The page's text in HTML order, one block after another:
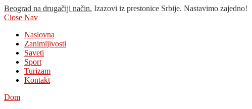
Beograd na drugačiji način. Izazovi iz prestonice Srbije. Nastavimo zajedno!
Close Nav
Naslovna
Zanimljivosti
Saveti
Sport
Turizam
Kontakt
Dom